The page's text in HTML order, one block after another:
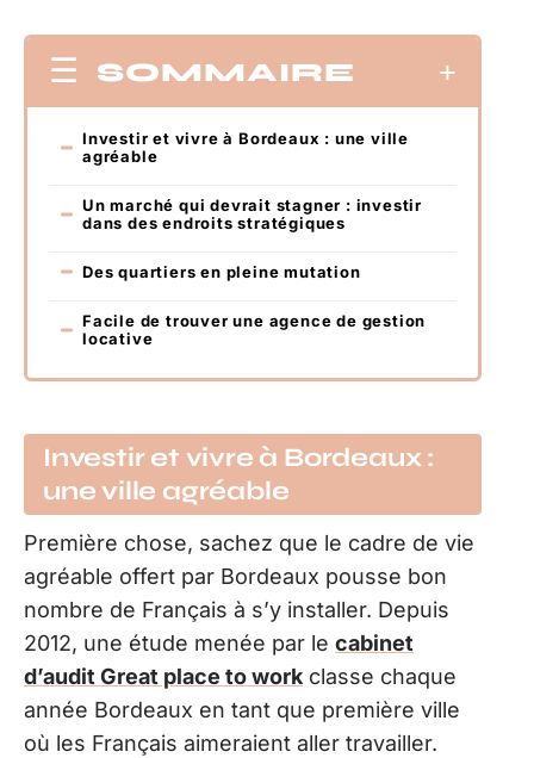
SOMMAIRE
Investir et vivre à Bordeaux : une ville
agréable
Un marché qui devrait stagner : investir
dans des endroits stratégiques
Des quartiers en pleine mutation
Facile de trouver une agence de gestion
locative
Investir et vivre à Bordeaux :
une ville agréable
Première chose, sachez que le cadre de vie
agréable offert par Bordeaux pousse bon
nombre de Français à s’y installer. Depuis
2012, une étude menée par le cabinet
d’auditGreat place to work classe chaque
année Bordeaux en tant que première ville
où les Français aimeraient aller travailler.